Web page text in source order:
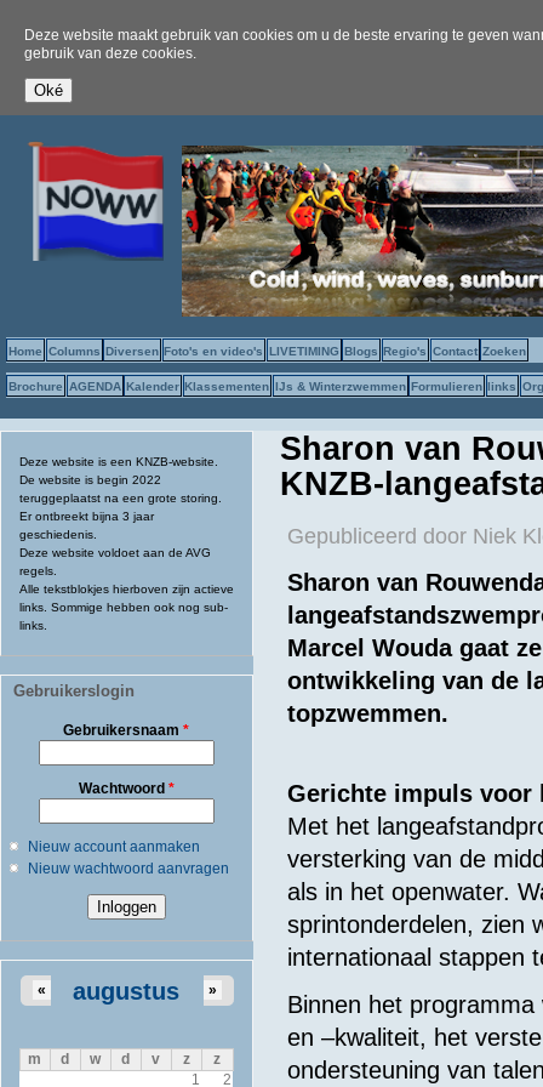
Deze website maakt gebruik van cookies om u de beste ervaring te geven
gebruik van deze cookies.
Home Columns Diversen Foto's en video's LIVETIMING Blogs Regio's Contact Zoeken
Brochure AGENDA Kalender Klassementen IJs & Winterzwemmen Formulieren links
Deze website is een KNZB-website.
De website is begin 2022
teruggeplaatst na een grote storing.
Er ontbreekt bijna 3 jaar
geschiedenis.
Deze website voldoet aan de AVG
regels.
Alle tekstblokjes hierboven zijn actieve
links. Sommige hebben ook nog sub-
links.
Gebruikerslogin
Gebruikersnaam*
Wachtwoord *
Nieuw account aanmaken
Nieuw wachtwoord aanvragen
augustus
« »
m d w d v z
z
1
2
Sharon van
KNZB-
Gepubliceerd door Niek
Sharon van
Marcel Wouda gaat
ontwikkeling van de
topzwemmen.
Gerichte impuls voor
Met het
versterking van de
als in het openwater.
sprintonderdelen, zien
internationaal stappen
Binnen het
en –kwaliteit, het
ondersteuning van